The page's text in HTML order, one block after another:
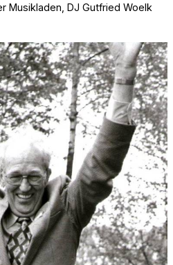
Musikladen, DJ Gutfried Woelk